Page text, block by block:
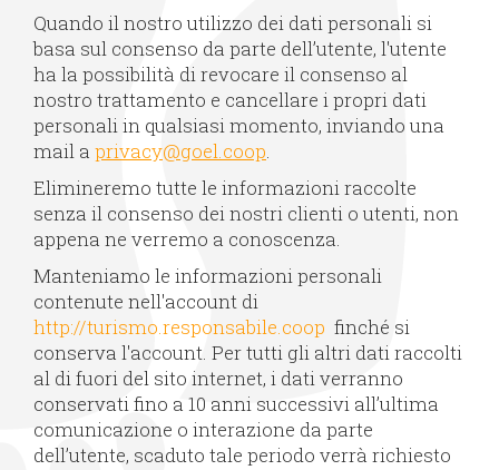
Quando il nostro utilizzo dei dati personali si
basa sul consenso da parte dell’utente, l'utente
ha la possibilità di revocare il consenso al
nostro trattamento e cancellare i propri dati
personali in qualsiasi momento, inviando una
mail a privacy@goel.coop.
Elimineremo tutte le informazioni raccolte
senza il consenso dei nostri clienti o utenti, non
appena ne verremo a conoscenza.
Manteniamo le informazioni personali
contenute nell'account di
http://turismo.responsabile.coop finché si
conserva l'account. Per tutti gli altri dati raccolti
al di fuori del sito internet, i dati verranno
conservati fino a 10 anni successivi all’ultima
comunicazione o interazione da parte
dell’utente, scaduto tale periodo verrà richiesto